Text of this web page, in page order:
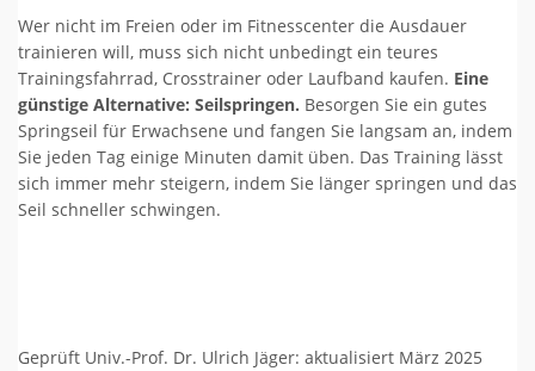
Wer nicht im Freien oder im Fitnesscenter die Ausdauer
trainieren will, muss sich nicht unbedingt ein teures
Trainingsfahrrad, Crosstrainer oder Laufband kaufen. Eine
günstige Alternative: Seilspringen. Besorgen Sie ein gutes
Springseil für Erwachsene und fangen Sie langsam an, indem
Sie jeden Tag einige Minuten damit üben. Das Training lässt
sich immer mehr steigern, indem Sie länger springen und das
Seil schneller schwingen.
Geprüft Univ.-Prof. Dr. Ulrich Jäger: aktualisiert März 2025